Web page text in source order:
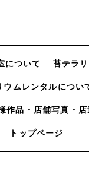
について 苔テラ
ウムレンタルについ
作品・店舗写真・
トップページ